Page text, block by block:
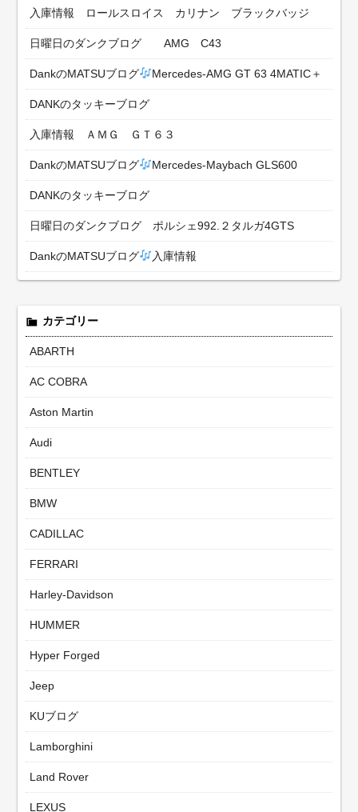
入庫情報 ロールスロイス カリナン ブラックバッジ
日曜日のダンクブログ AMG C43
DankのMATSUブログ Mercedes-AMG GT 63 4MATIC＋
DANKのタッキーブログ
入庫情報 ＡＭＧ ＧＴ６３
DankのMATSUブログ Mercedes-Maybach GLS600
DANKのタッキーブログ
日曜日のダンクブログ ポルシェ992.２タルガ4GTS
DankのMATSUブログ 入庫情報
カテゴリー
ABARTH
AC COBRA
Aston Martin
Audi
BENTLEY
BMW
CADILLAC
FERRARI
Harley-Davidson
HUMMER
Hyper Forged
Jeep
KUブログ
Lamborghini
Land Rover
LEXUS